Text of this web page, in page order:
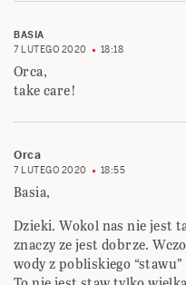
BASIA
7 LUTEGO 2020
18:18
Orca,
take care!
Orca
7 LUTEGO 2020 18:55
Basia,
Dzieki. Wokol nas nie jest
znaczy ze jest dobrze.
wody z pobliskiego